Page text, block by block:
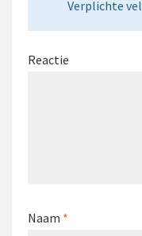
Verplichte
Reactie
Naam *